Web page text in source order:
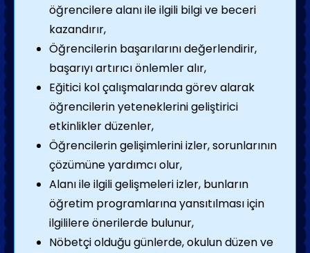
öğrencilere alanı ile ilgili bilgi ve beceri
kazandırır,
Öğrencilerin başarılarını değerlendirir,
başarıyı artırıcı önlemler alır,
Eğitici kol çalışmalarında görev alarak
öğrencilerin yeteneklerini geliştirici
etkinlikler düzenler,
Öğrencilerin gelişimlerini izler, sorunlarının
çözümüne yardımcı olur,
Alanı ile ilgili gelişmeleri izler, bunların
öğretim programlarına yansıtılması için
ilgililere önerilerde bulunur,
Nöbetçi olduğu günlerde, okulun düzen ve